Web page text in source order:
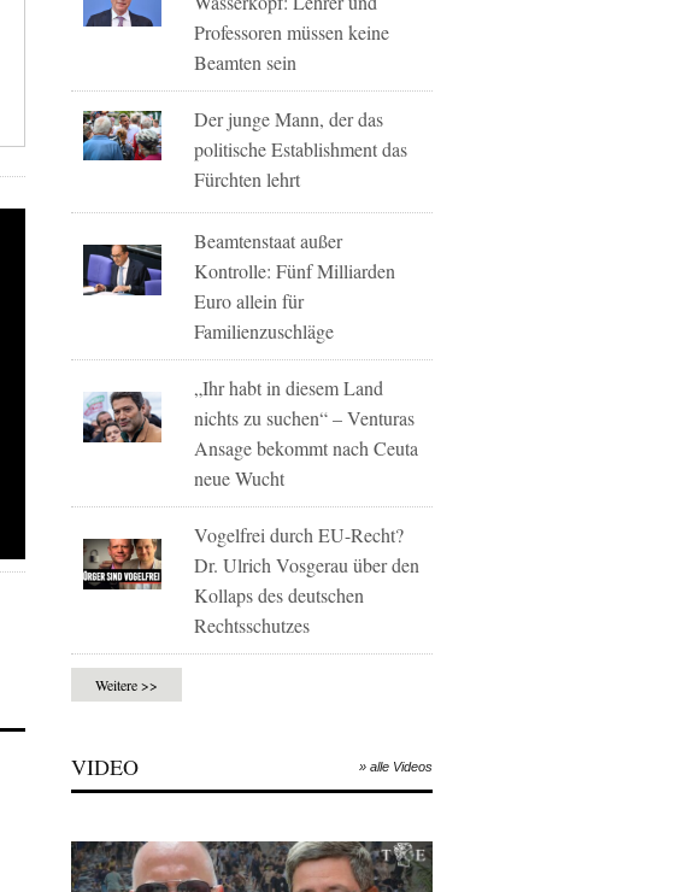
Professoren müssen keine
Beamten sein
Der junge Mann, der das
politische Establishment das
Fürchten lehrt
Beamtenstaat außer
Kontrolle: Fünf Milliarden
Euro allein für
Familienzuschläge
„Ihr habt in diesem Land
nichts zu suchen“ – Venturas
Ansage bekommt nach Ceuta
neue Wucht
Vogelfrei durch EU-Recht?
Dr. Ulrich Vosgerau über den
Kollaps des deutschen
Rechtsschutzes
Weitere >>
VIDEO » alle Videos